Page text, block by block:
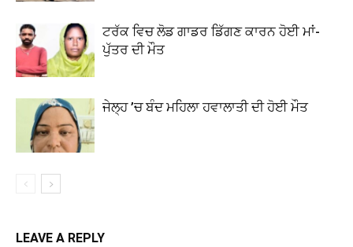
ਟਰੱਕ ਵਿਚ ਲੋਡ ਗਾਡਰ ਡਿੱਗਣ ਕਾਰਨ ਹੋਈ ਮਾਂ-
ਪੁੱਤਰ ਦੀ ਮੌਤ
ਜੇਲ੍ਹ ’ਚ ਬੰਦ ਮਹਿਲਾ ਹਵਾਲਾਤੀ ਦੀ ਹੋਈ ਮੌਤ
LEAVE A REPLY